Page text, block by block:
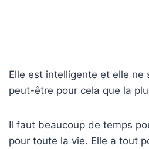
Elle est intelligente et elle ne
peut-être pour cela que la
Il faut beaucoup de temps
pour toute la vie. Elle a tout